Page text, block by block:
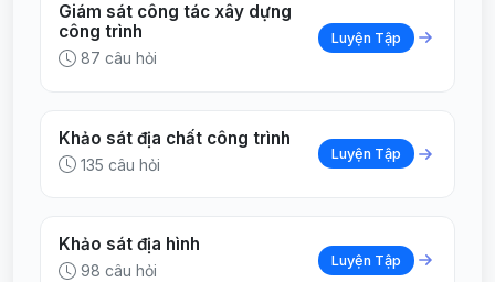
Giám sát công tác xây dựng
công trình
87 câu hỏi
Luyện Tập
Khảo sát địa chất công trình
135 câu hỏi
Luyện Tập
Khảo sát địa hình
98 câu hỏi
Luyện Tập